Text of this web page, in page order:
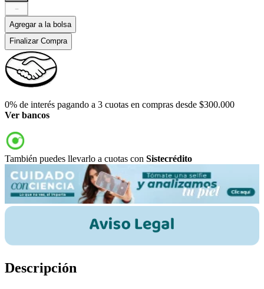
－
Agregar a la bolsa
Finalizar Compra
0% de interés pagando a 3 cuotas en compras desde $300.000
Ver bancos
También puedes llevarlo a cuotas con Sistecrédito
Descripción